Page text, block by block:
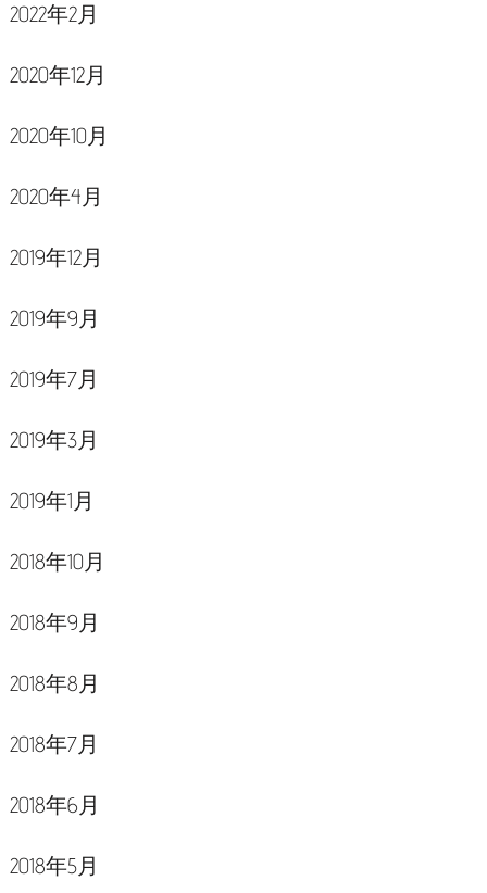
2022年2月
2020年12月
2020年10月
2020年4月
2019年12月
2019年9月
2019年7月
2019年3月
2019年1月
2018年10月
2018年9月
2018年8月
2018年7月
2018年6月
2018年5月